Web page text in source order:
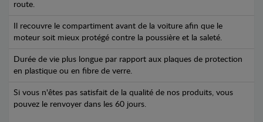
route.
Il recouvre le compartiment avant de la voiture afin que le
moteur soit mieux protégé contre la poussière et la saleté.
Durée de vie plus longue par rapport aux plaques de protection
en plastique ou en fibre de verre.
Si vous n'êtes pas satisfait de la qualité de nos produits, vous
pouvez le renvoyer dans les 60 jours.